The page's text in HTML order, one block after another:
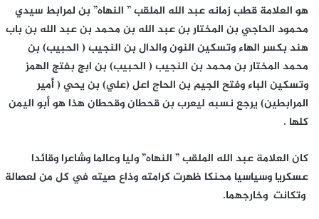
هو العلامة قطب زمانه عبد الله الملقب ” النهاه” بن لمرابط سيدي
محمود الحاجي بن المختار بن عبد الله بن محمد بن عبد الله بن باب
هند بكسر الهاء وتسكين النون والدال بن النجيب ( الحبيب) بن
محمد المختار بن محمد بن النجيب ( الحبيب) بن ابج بفتج الهمز
وتسكين الباء وفتح الجيم بن الحاج اعل (علي) بن يحي ( أمير
المرابطين) يرجع نسبه ليعرب بن قحطان وقحطان هذا هو أبو اليمن
كلها .
كان العلامة عبد الله الملقب ” النهاه” وليا وعالما وشاعرا وقائدا
عسكريا وسياسيا محنكا ظهرت كرامته وذاع صيته في كل من لعصالة
وتكانت وخارجهما.